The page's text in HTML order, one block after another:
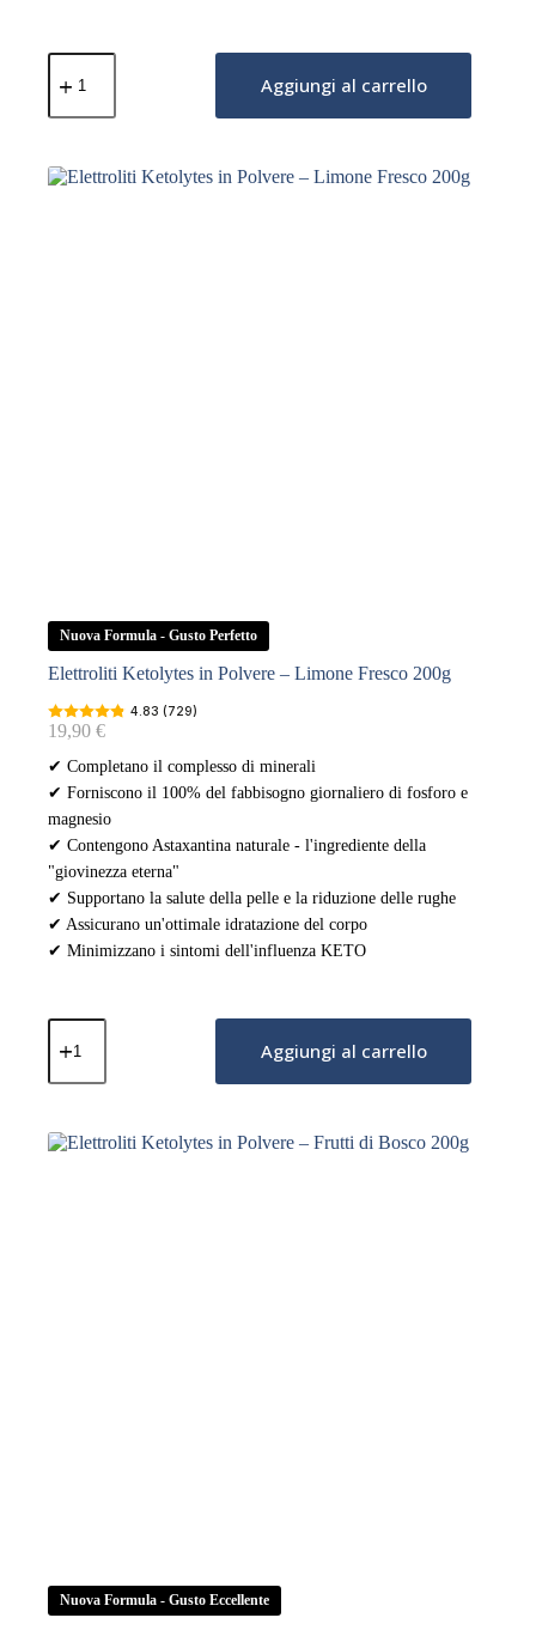
Elettroliti
Ketolytes
Polvere
Ciliegia–
Fragola
Aggiungi al carrello
Nuova Formula - Gusto Perfetto
Elettroliti Ketolytes in Polvere – Limone Fresco 200g
4.83 (729)
19,90 €
✔ Completano il complesso di minerali
✔ Forniscono il 100% del fabbisogno giornaliero di fosforo e
magnesio
✔ Contengono Astaxantina naturale - l'ingrediente della
"giovinezza eterna"
✔ Supportano la salute della pelle e la riduzione delle rughe
✔ Assicurano un'ottimale idratazione del corpo
✔ Minimizzano i sintomi dell'influenza KETO
Elettroliti
Ketolytes
Polvere
Limone
Fresco
Aggiungi al carrello
Nuova Formula - Gusto Eccellente